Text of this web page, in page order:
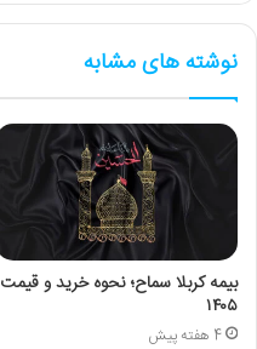
نوشته های مشابه
بیمه کربلا سماح؛ نحوه خرید و قیمت
۱۴۰۵
4 هفته پیش